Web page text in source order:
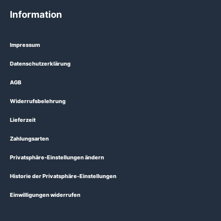
Information
Impressum
Datenschutzerklärung
AGB
Widerrufsbelehrung
Lieferzeit
Zahlungsarten
Privatsphäre-Einstellungen ändern
Historie der Privatsphäre-Einstellungen
Einwilligungen widerrufen